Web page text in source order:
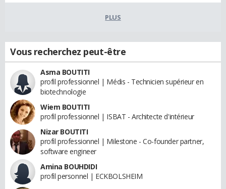
PLUS
Vous recherchez peut-être
Asma BOUTITI
profil professionnel | Médis - Technicien supérieur en
biotechnologie
Wiem BOUTITI
profil professionnel | ISBAT - Architecte d'intérieur
Nizar BOUTITI
profil professionnel | Milestone - Co-founder partner,
software engineer
Amina BOUHDIDI
profil personnel | ECKBOLSHEIM